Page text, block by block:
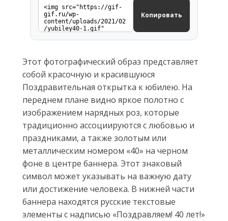
Копировать
Этот фотографический образ представляет
собой красочную и красившуюся
Поздравительная открытка к юбилею. На
переднем плане видно яркое полотно с
изображением нарядных роз, которые
традиционно ассоциируются с любовью и
праздниками, а также золотым или
металлическим номером «40» на черном
фоне в центре баннера. Этот знаковый
символ может указывать на важную датy
или достижение человека. В нижней части
баннера находятся русские текстовые
элементы с надписью «Поздравляем! 40 лет!»